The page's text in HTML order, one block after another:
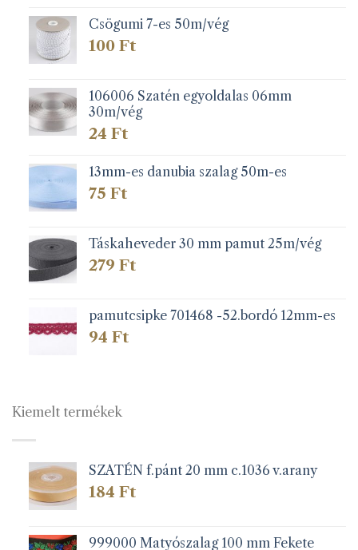
279 Ft
Csögumi 7-es 50m/vég
100 Ft
106006 Szatén egyoldalas 06mm
30m/vég
24 Ft
13mm-es danubia szalag 50m-es
75 Ft
Táskaheveder 30 mm pamut 25m/vég
279 Ft
pamutcsipke 701468 -52.bordó 12mm-es
94 Ft
Kiemelt termékek
SZATÉN f.pánt 20 mm c.1036 v.arany
184 Ft
999000 Matyószalag 100 mm Fekete